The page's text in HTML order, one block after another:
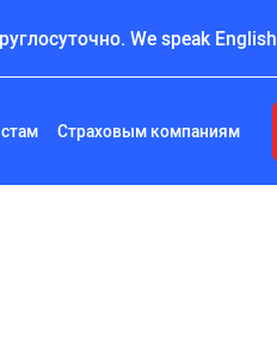
We speak English
Страховым компаниям